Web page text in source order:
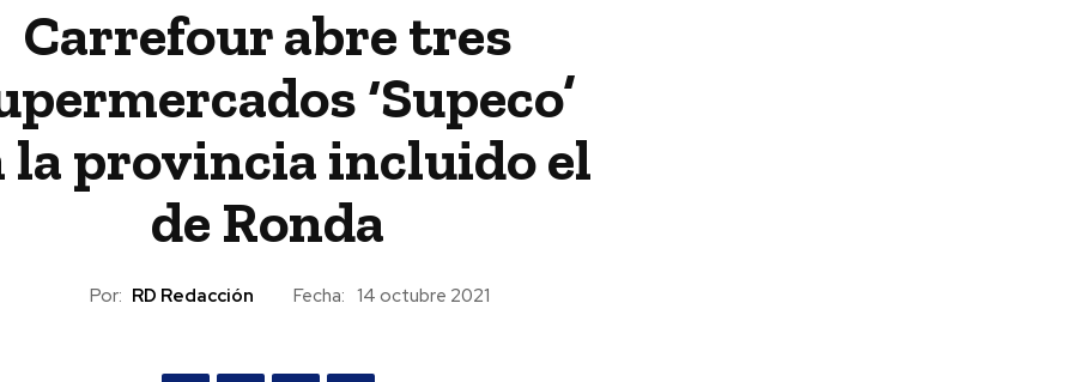
Carrefour abre tres
‘Supeco’
la provincia incluido el
de Ronda
Por: RD Redacción Fecha: 14 octubre 2021